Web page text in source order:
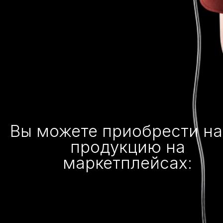
Вы можете приобрести
продукцию на
маркетплейсах: